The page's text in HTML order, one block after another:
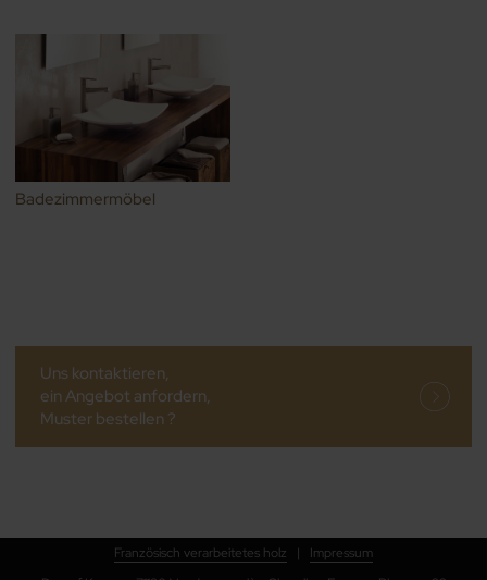
Badezimmermöbel
Uns kontaktieren,
ein Angebot anfordern,
Muster bestellen ?
Französisch verarbeitetes holz |
Impressum